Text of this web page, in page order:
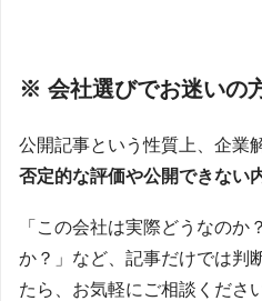
※ 会社選びでお迷いの
公開記事という性質上、企業
否定的な評価や公開できない
「この会社は実際どうなの
か？」など、記事だけでは判
たら、お気軽にご相談ください